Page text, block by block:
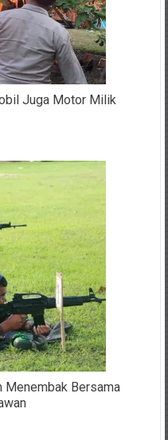
Juga Motor Milik
Menembak Bersama